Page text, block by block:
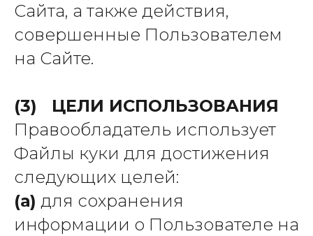
Сайта, а также действия,
совершенные Пользователем
на Сайте.
(3) ЦЕЛИ ИСПОЛЬЗОВАНИЯ
Правообладатель использует
Файлы куки для достижения
следующих целей:
(а) для сохранения
информации о Пользователе на